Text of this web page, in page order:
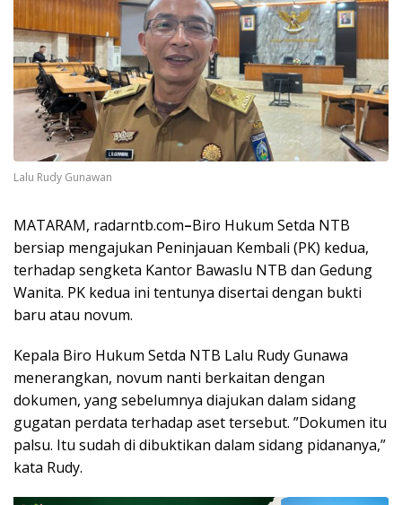
Lalu Rudy Gunawan
MATARAM, radarntb.com–Biro Hukum Setda NTB
bersiap mengajukan Peninjauan Kembali (PK) kedua,
terhadap sengketa Kantor Bawaslu NTB dan Gedung
Wanita. PK kedua ini tentunya disertai dengan bukti
baru atau novum.
Kepala Biro Hukum Setda NTB Lalu Rudy Gunawa
menerangkan, novum nanti berkaitan dengan
dokumen, yang sebelumnya diajukan dalam sidang
gugatan perdata terhadap aset tersebut. ”Dokumen itu
palsu. Itu sudah di dibuktikan dalam sidang pidananya,”
kata Rudy.